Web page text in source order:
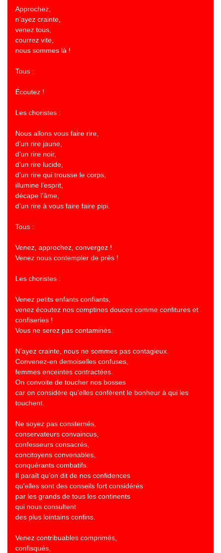
Approchez,
n’ayez crainte,
venez tous,
courrez vite,
nous sommes là !
Tous :
Écoutez !
Les choristes :
Nous allons vous faire rire,
d’un rire jaune,
d’un rire noir,
d’un rire lucide,
d’un rire qui trousse le corps,
illumine l’esprit,
décape l’âme,
d’un rire à vous faire faire pipi.
Tous :
Venez, approchez, convergez !
Venez nous contempler de près !
Les choristes :
Venez petits enfants confiants,
venez écoutez nos comptines douces comme confitures et
confiseries !
Vous ne serez pas contaminés.
N’ayez crainte, nous ne sommes pas contagieux.
Convenez-en demoiselles confuses,
femmes enceintes contractées.
On convoite de toucher nos bosses
car on considère qu’elles confèrent le bonheur à qui les
touchent.
Ne soyez pas consternés,
conservateurs convaincus,
confesseurs consacrés,
concitoyens convenables,
conquérants combatifs.
Il paraît qu’on dit de nos confidences
qu’elles sont des conseils fort considérés
par les grands de tous les continents
qui nous consultent
des plus lointains confins.
Venez contribuables comprimés,
confisqués,